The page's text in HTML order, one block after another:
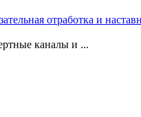
отработка и
каналы и ...